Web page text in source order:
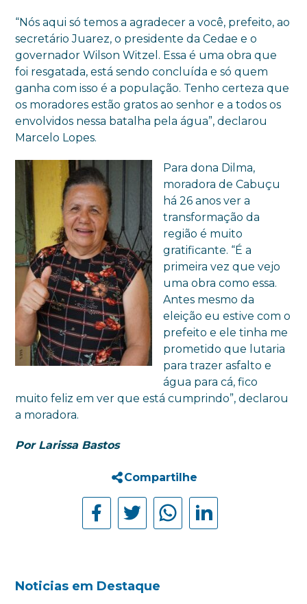
“Nós aqui só temos a agradecer a você, prefeito, ao
secretário Juarez, o presidente da Cedae e o
governador Wilson Witzel. Essa é uma obra que
foi resgatada, está sendo concluída e só quem
ganha com isso é a população. Tenho certeza que
os moradores estão gratos ao senhor e a todos os
envolvidos nessa batalha pela água”, declarou
Marcelo Lopes.
Para dona Dilma,
moradora de Cabuçu
há 26 anos ver a
transformação da
região é muito
gratificante. “É a
primeira vez que vejo
uma obra como essa.
Antes mesmo da
eleição eu estive com o
prefeito e ele tinha me
prometido que lutaria
para trazer asfalto e
água para cá, fico
muito feliz em ver que está cumprindo”, declarou
a moradora.
Por Larissa Bastos
Compartilhe
Noticias em Destaque